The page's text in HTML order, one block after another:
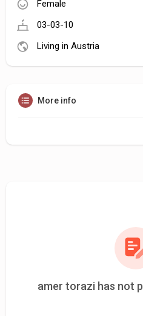
Female
03-03-10
Living in Austria
More info
amer torazi has not